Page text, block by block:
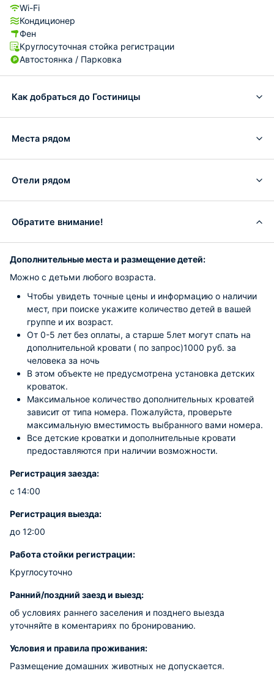
Wi-Fi
Кондиционер
Фен
Круглосуточная стойка регистрации
Автостоянка / Парковка
Как добраться до Гостиницы
Места рядом
Отели рядом
Обратите внимание!
Дополнительные места и размещение детей:
Можно с детьми любого возраста.
Чтобы увидеть точные цены и информацию о наличии
мест, при поиске укажите количество детей в вашей
группе и их возраст.
От 0-5 лет без оплаты, а старше 5лет могут спать на
дополнительной кровати ( по запрос)1000 руб. за
человека за ночь
В этом объекте не предусмотрена установка детских
кроваток.
Максимальное количество дополнительных кроватей
зависит от типа номера. Пожалуйста, проверьте
максимальную вместимость выбранного вами номера.
Все детские кроватки и дополнительные кровати
предоставляются при наличии возможности.
Регистрация заезда:
с 14:00
Регистрация выезда:
до 12:00
Работа стойки регистрации:
Круглосуточно
Ранний/поздний заезд и выезд:
об условиях раннего заселения и позднего выезда
уточняйте в коментариях по бронированию.
Условия и правила проживания:
Размещение домашних животных не допускается.